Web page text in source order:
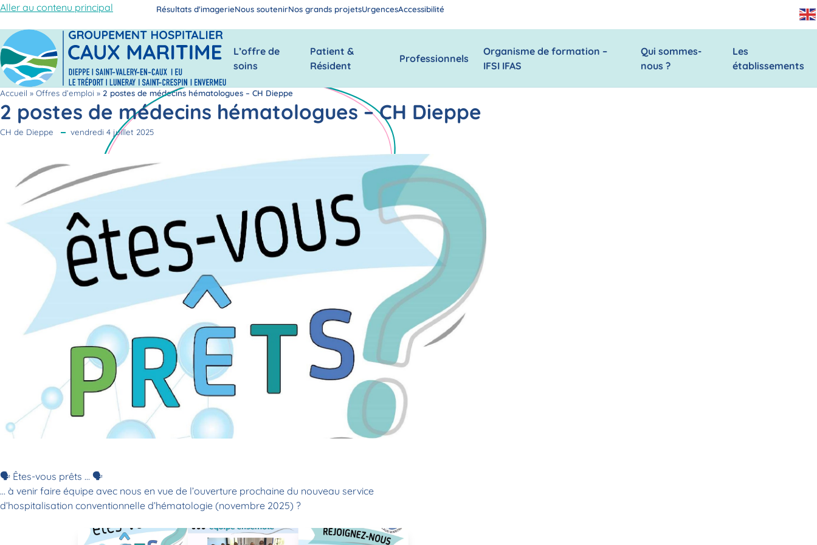
Aller au contenu principal Résultats d'imagerieNous soutenirNos grands projetsUrgencesAccessibilité
L’offre de
soins
Patient &
Résident
Professionnels
Organisme de formation –
IFSI IFAS
Qui sommes-
nous ?
Les
établissements
Accueil » Offres d’emploi » 2 postes de médecins hématologues – CH Dieppe
2 postes de médecins hématologues – CH Dieppe
CH de Dieppe vendredi 4 juillet 2025
🗣️ Êtes-vous prêts … 🗣️
… à venir faire équipe avec nous en vue de l’ouverture prochaine du nouveau service
d’hospitalisation conventionnelle d’hématologie (novembre 2025) ?